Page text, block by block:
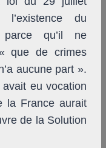
du
qu’il ne
que de crimes
aucune part ».
eu vocation
la France aurait
de la Solution